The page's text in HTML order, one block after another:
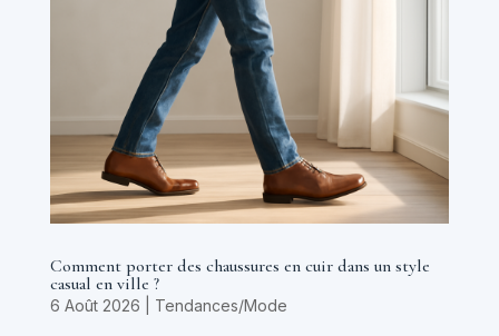
Comment porter des chaussures en cuir dans un style
casual en ville ?
6 Août 2026 Tendances/Mode